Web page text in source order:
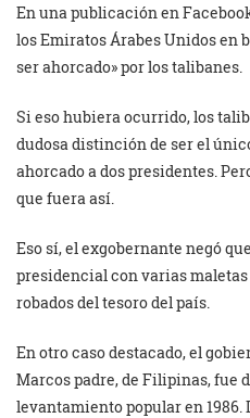
En una publicación en
los Emiratos Árabes Unidos en
ser ahorcado» por los talibanes.
Si eso hubiera ocurrido, los
dudosa distinción de ser el
ahorcado a dos presidentes.
que fuera así.
Eso sí, el exgobernante negó
presidencial con varias
robados del tesoro del país.
En otro caso destacado, el
Marcos padre, de Filipinas, fue
levantamiento popular en 1986.